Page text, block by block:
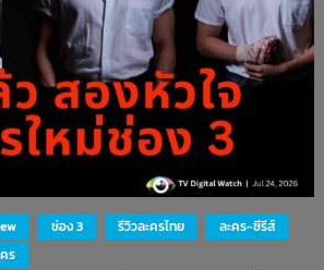
ช่อง 3 รีวิวละครไทย
ละคร-ซีรีส์
ร